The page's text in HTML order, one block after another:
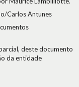
Carlos Antunes
deste documento
da entidade